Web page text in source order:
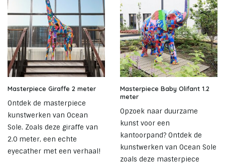
Masterpiece Giraffe 2 meter
Ontdek de masterpiece
kunstwerken van Ocean
Sole. Zoals deze giraffe van
2.0 meter, een echte
eyecather met een verhaal!
Masterpiece Baby Olifant 1.2
meter
Opzoek naar duurzame
kunst voor een
kantoorpand? Ontdek de
kunstwerken van Ocean Sole
zoals deze masterpiece